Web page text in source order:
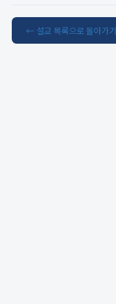
← 설교 목록으로 돌아가기